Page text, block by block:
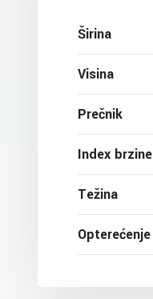
Širina
Visina
Prečnik
Index brzine
Težina
Opterećenje